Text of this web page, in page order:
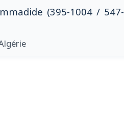
(395-1004 / 547-